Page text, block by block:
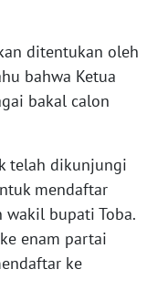
ditentukan oleh
bahwa Ketua
bakal calon
telah dikunjungi
mendaftar
bupati Toba.
enam partai
ke